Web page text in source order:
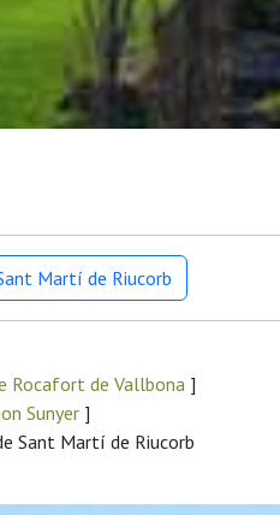
Martí de Riucorb
Rocafort de Vallbona ]
Sunyer ]
Sant Martí de Riucorb